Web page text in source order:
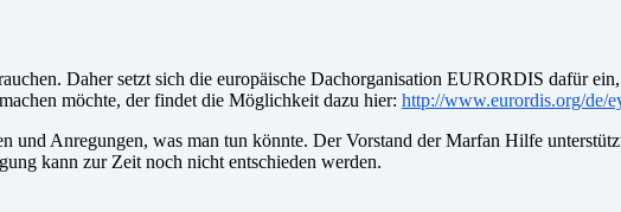
Daher setzt sich die europäische Dachorganisation EURORDIS dafür
möchte, der findet die Möglichkeit dazu hier: http://www.eurordis.org/de/
und Anregungen, was man tun könnte. Der Vorstand der Marfan Hilfe
kann zur Zeit noch nicht entschieden werden.